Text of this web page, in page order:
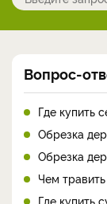
Вопрос-
Где купить
Обрезка
Обрезка
Чем
Где купить